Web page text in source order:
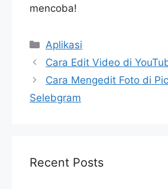
mencoba!
Categories
Aplikasi
Cara Edit Video di
Cara Mengedit Foto di
Selebgram
Recent Posts